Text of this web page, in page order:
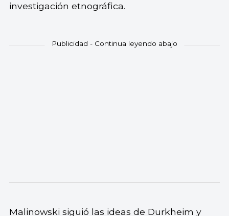
investigación etnográfica.
Malinowski siguió las ideas de Durkheim y